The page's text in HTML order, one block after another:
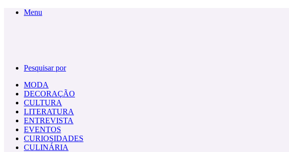
Menu
Pesquisar por
MODA
DECORAÇÃO
CULTURA
LITERATURA
ENTREVISTA
EVENTOS
CURIOSIDADES
CULINÁRIA